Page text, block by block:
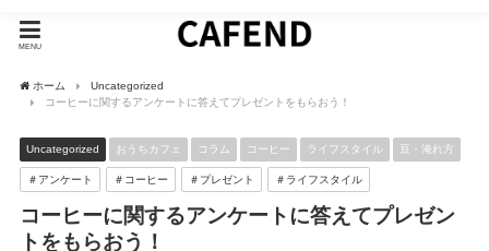
MENU
ホーム
Uncategorized
コーヒーに関するアンケートに答えてプレゼントをもらおう！
Uncategorized おうちカフェ コラム コーヒー ライフスタイル 豆・淹れ方
＃アンケート ＃コーヒー ＃プレゼント ＃ライフスタイル
コーヒーに関するアンケートに答えてプレゼン
トをもらおう！